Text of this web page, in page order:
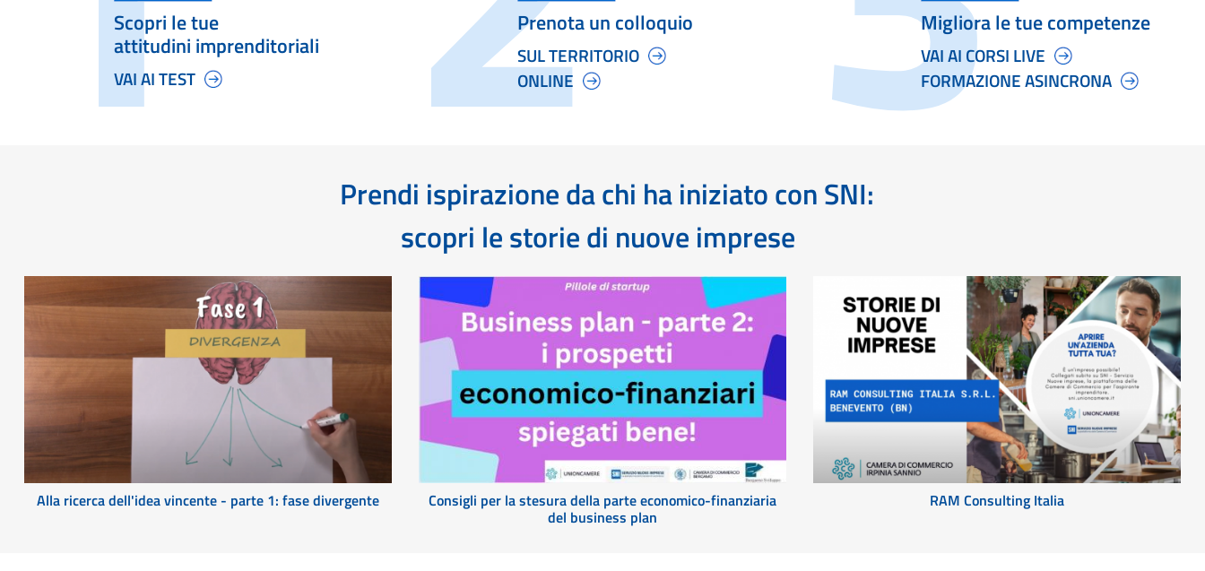
Scopri le tue
attitudini imprenditoriali
VAI AI TEST
Prenota un colloquio
SUL TERRITORIO
ONLINE
Migliora le tue competenze
VAI AI CORSI LIVE
FORMAZIONE ASINCRONA
Prendi ispirazione da chi ha iniziato con SNI:
scopri le storie di nuove imprese
Alla ricerca dell'idea vincente - parte 1: fase divergente Consigli per la stesura della parte economico-finanziaria
del business plan
RAM Consulting Italia